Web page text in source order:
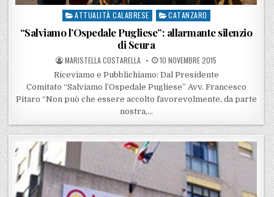
Posted in
ATTUALITÀ CALABRESE CATANZARO
“Salviamo l’Ospedale Pugliese”: allarmante silenzio
di Scura
POSTED BY
MARISTELLA COSTARELLA POSTED ON
10 NOVEMBRE 2015
Riceviamo e Pubblichiamo: Dal Presidente
Comitato “Salviamo l’Ospedale Pugliese” Avv. Francesco
Pitaro “Non può che essere accolto favorevolmente, da parte
nostra,…